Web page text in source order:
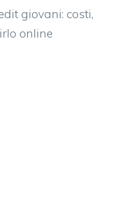
giovani: costi,
online